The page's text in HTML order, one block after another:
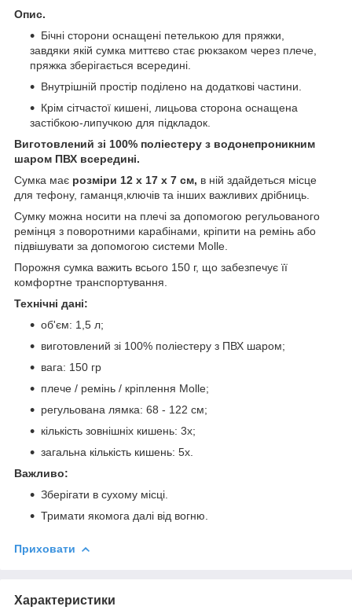
Опис.
Бічні сторони оснащені петелькою для пряжки,
завдяки якій сумка миттєво стає рюкзаком через плече,
пряжка зберігається всередині.
Внутрішній простір поділено на додаткові частини.
Крім сітчастої кишені, лицьова сторона оснащена
застібкою-липучкою для підкладок.
Виготовлений зі 100% поліестеру з водонепроникним
шаром ПВХ всередині.
Сумка має розміри 12 x 17 x 7 см, в ній здайдеться місце
для тефону, гаманця,ключів та інших важливих дрібниць.
Сумку можна носити на плечі за допомогою регульованого
ремінця з поворотними карабінами, кріпити на ремінь або
підвішувати за допомогою системи Molle.
Порожня сумка важить всього 150 г, що забезпечує її
комфортне транспортування.
Технічні дані:
об'єм: 1,5 л;
виготовлений зі 100% поліестеру з ПВХ шаром;
вага: 150 гр
плече / ремінь / кріплення Molle;
регульована лямка: 68 - 122 см;
кількість зовнішніх кишень: 3x;
загальна кількість кишень: 5x.
Важливо:
Зберігати в сухому місці.
Тримати якомога далі від вогню.
Приховати
Характеристики